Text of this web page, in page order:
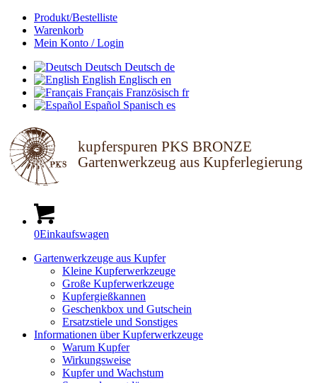
Produkt/Bestelliste
Warenkorb
Mein Konto / Login
Deutsch Deutsch de
English Englisch en
Français Französisch fr
Español Spanisch es
kupferspuren PKS BRONZE
Gartenwerkzeug aus Kupferlegierung
0Einkaufswagen
Gartenwerkzeuge aus Kupfer
Kleine Kupferwerkzeuge
Große Kupferwerkzeuge
Kupfergießkannen
Geschenkbox und Gutschein
Ersatzstiele und Sonstiges
Informationen über Kupferwerkzeuge
Warum Kupfer
Wirkungsweise
Kupfer und Wachstum